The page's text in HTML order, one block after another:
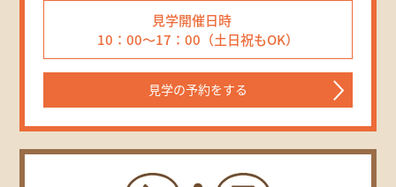
見学開催日時
10：00～17：00（土日祝もOK）
見学の予約をする